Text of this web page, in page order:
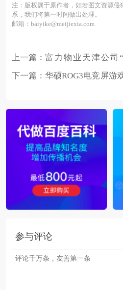
注：版权属于原作者，如若图文资源侵
系，我们将第一时间做出处理。
邮箱：baiyike@meijiexia.com
上一篇： 富力物业天津公司
下一篇： 华硕ROG3电竞屏游
参与评论